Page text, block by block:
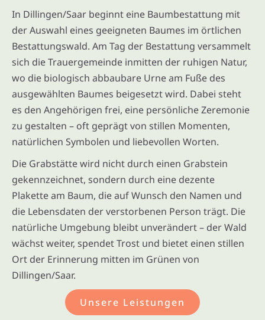
In Dillingen/Saar beginnt eine Baumbestattung mit
der Auswahl eines geeigneten Baumes im örtlichen
Bestattungswald. Am Tag der Bestattung versammelt
sich die Trauergemeinde inmitten der ruhigen Natur,
wo die biologisch abbaubare Urne am Fuße des
ausgewählten Baumes beigesetzt wird. Dabei steht
es den Angehörigen frei, eine persönliche Zeremonie
zu gestalten – oft geprägt von stillen Momenten,
natürlichen Symbolen und liebevollen Worten.
Die Grabstätte wird nicht durch einen Grabstein
gekennzeichnet, sondern durch eine dezente
Plakette am Baum, die auf Wunsch den Namen und
die Lebensdaten der verstorbenen Person trägt. Die
natürliche Umgebung bleibt unverändert – der Wald
wächst weiter, spendet Trost und bietet einen stillen
Ort der Erinnerung mitten im Grünen von
Dillingen/Saar.
Unsere Leistungen